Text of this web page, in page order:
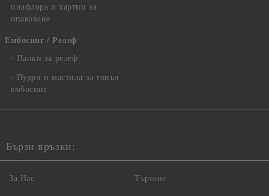
пиафлора и хартии за
опаковане
Ембосинг / Релеф
Папки за релеф
Пудри и мастила за топъл
ембосинг
Бързи връзки:
За Нас Търсене